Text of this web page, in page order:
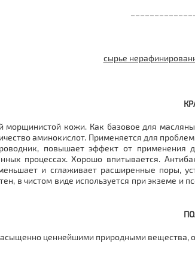
сырье
морщинистой кожи. Как базовое для
аминокислот. Применяется для
повышает эффект от применения
процессах. Хорошо впитывается.
и сглаживает расширенные
в чистом виде используется при экземе
ценнейшими природными вещества,